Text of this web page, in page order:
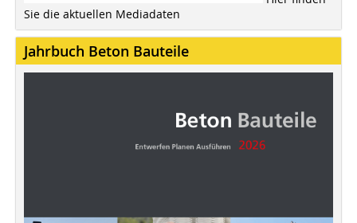
Sie die aktuellen Mediadaten
Jahrbuch Beton Bauteile